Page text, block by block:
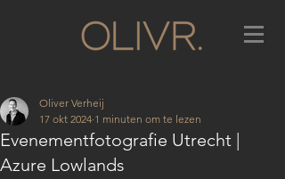
Evenementfotografie Utrecht |
Azure Lowlands
Oliver Verheij
17 okt 2024 1 minuten om te lezen